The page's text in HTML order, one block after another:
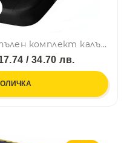
Универсална тапицерия, пълен комплект калъфи за предни и задни цели седалки,текстил в сиво-черно
/ 34.70 лв.